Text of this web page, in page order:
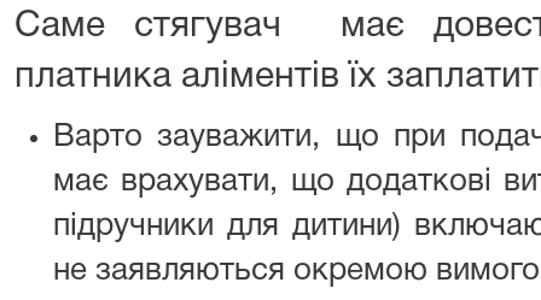
Саме стягувач має
платника аліментів їх
Варто зауважити, що при
має врахувати, що додаткові
підручники для дитини)
не заявляються окремою